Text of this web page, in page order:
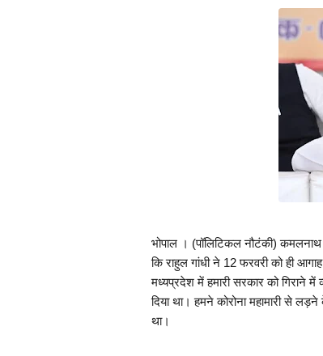
भोपाल । (पॉलिटिकल नौटंकी)
कि राहुल गांधी ने 12 फरवरी को ही
मध्यप्रदेश में हमारी सरकार को गिराने
दिया था। हमने कोरोना महामारी से
था।